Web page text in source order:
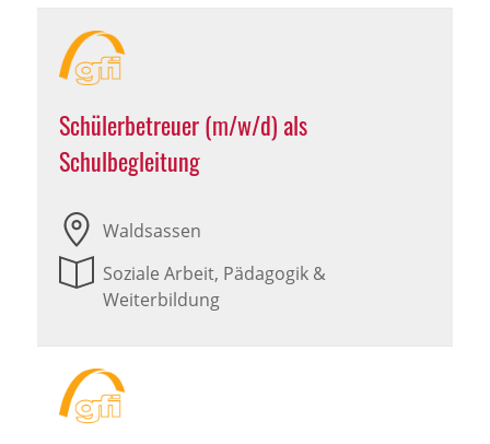
Schülerbetreuer (m/w/d) als
Schulbegleitung
Waldsassen
Soziale Arbeit, Pädagogik &
Weiterbildung